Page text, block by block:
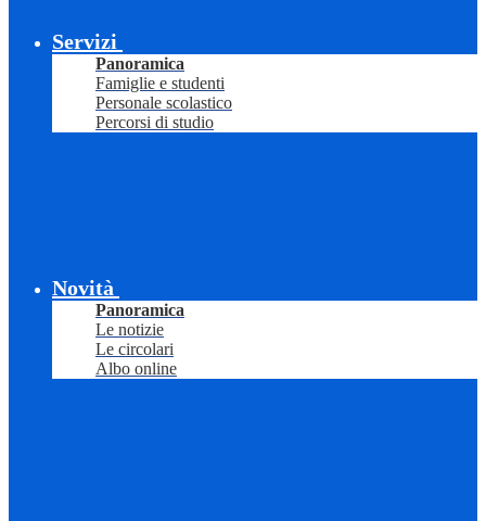
Servizi
Panoramica
Famiglie e studenti
Personale scolastico
Percorsi di studio
Novità
Panoramica
Le notizie
Le circolari
Albo online